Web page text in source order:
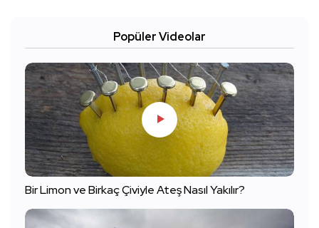
Popüler Videolar
Bir Limon ve Birkaç Çiviyle Ateş Nasıl Yakılır?